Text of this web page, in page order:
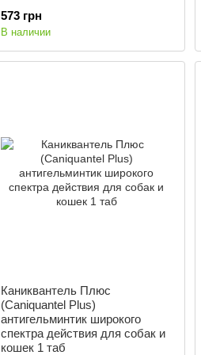
573 грн
В наличии
Каниквантель Плюс
(Caniquantel Plus)
антигельминтик широкого
спектра действия для собак и
кошек 1 таб